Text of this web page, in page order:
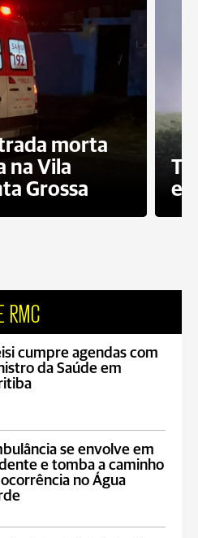
morta
na Vila
Grossa
e
RMC
cumpre agendas com
da Saúde em
se envolve em
e tomba a caminho
no Água